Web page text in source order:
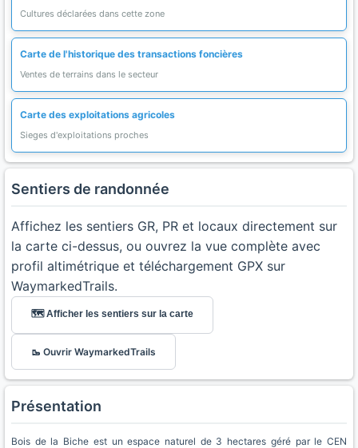
Cultures déclarées dans cette zone
Carte de l'historique des transactions foncières
Ventes de terrains dans le secteur
Carte des exploitations agricoles
Sieges d'exploitations proches
Sentiers de randonnée
Affichez les sentiers GR, PR et locaux directement sur
la carte ci-dessus, ou ouvrez la vue complète avec
profil altimétrique et téléchargement GPX sur
WaymarkedTrails.
🗺️ Afficher les sentiers sur la carte
🥾 Ouvrir WaymarkedTrails
Présentation
Bois de la Biche est un espace naturel de 3 hectares géré par le CEN